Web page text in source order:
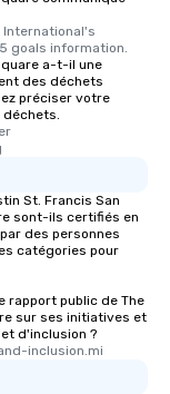
and your guests
discovered otherwise
at a typical corporate
a way to try some of
in the city and dive
cuisines and dishes.
delight any palate. Tours Available
from Day to Night
group experience,
after work, we can
you to provide
needs. Go for as Long or as Short as
goals information.
a-t-il une
des déchets
préciser votre
St. Francis San
sont-ils certifiés en
des personnes
catégories pour
rapport public de The
sur ses initiatives et
d'inclusion ?
inclusion.mi